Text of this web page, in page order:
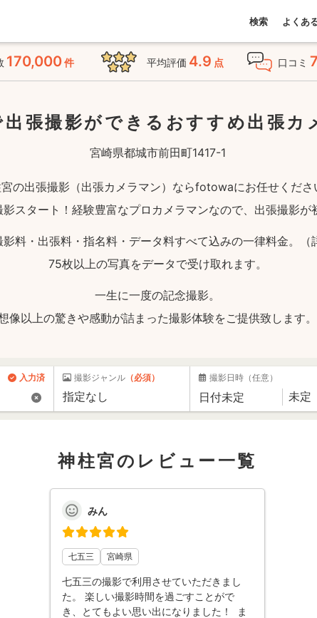
検索 よくあ
170,000件 平均評価 4.9 点 口コミ
張撮影ができる おすすめ出張カ
宮崎県都城市前田町1417-1
の出張撮影（出張カメラマン）ならfotowaにお任せくださ
スタート！経験豊富なプロカメラマンなので、出張撮影が
影料・出張料・指名料・データ料すべて込みの一律料金。（
75枚以上の写真をデータで受け取れます。
一生に一度の記念撮影。
像以上の驚きや感動が詰まった撮影体験をご提供致します。
入力済 撮影ジャンル （必須） 撮影日時 （任意）
神柱宮のレビュー一覧
みん
七五三 宮崎県
七五三の撮影で利用させていただきまし
た。 楽しい撮影時間を過ごすことがで
き、とてもよい思い出になりました！ ま